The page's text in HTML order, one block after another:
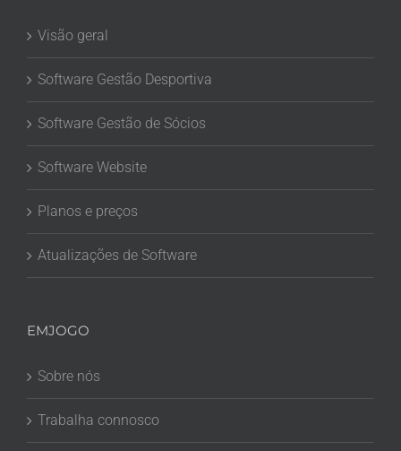
Visão geral
Software Gestão Desportiva
Software Gestão de Sócios
Software Website
Planos e preços
Atualizações de Software
EMJOGO
Sobre nós
Trabalha connosco